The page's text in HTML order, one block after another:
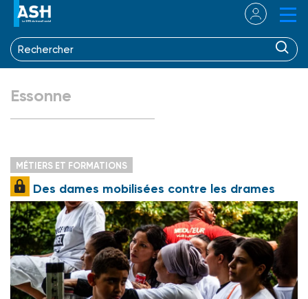
Essonne
MÉTIERS ET FORMATIONS
Des dames mobilisées contre les drames